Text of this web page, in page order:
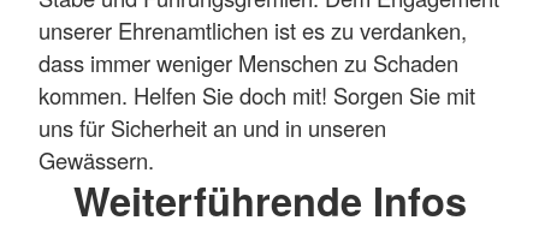
unserer Ehrenamtlichen ist es zu verdanken,
dass immer weniger Menschen zu Schaden
kommen. Helfen Sie doch mit! Sorgen Sie mit
uns für Sicherheit an und in unseren
Gewässern.
Weiterführende Infos